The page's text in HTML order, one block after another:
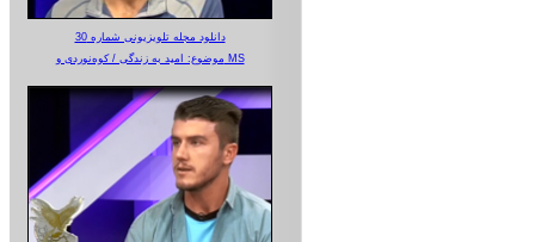
دانلود مجله تلویزیونی شماره 30
موضوع: امید به زندگی / کوه‌نوردی و MS